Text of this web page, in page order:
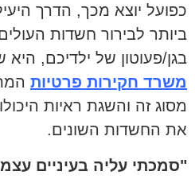
כפועל יוצא מכך, הדרך
ביותר לבירור חשדות
בגן/פעוטון של ילדיכם, היא
משרד חקירות פרטיות
מסוג זה והשגת ראיות
את החשדות השונים.
"סמכתי עליה בעיניים